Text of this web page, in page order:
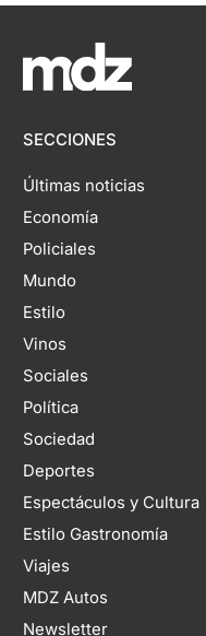
SECCIONES
Últimas noticias
Economía
Policiales
Mundo
Estilo
Vinos
Sociales
Política
Sociedad
Deportes
Espectáculos y Cultura
Estilo Gastronomía
Viajes
MDZ Autos
Newsletter